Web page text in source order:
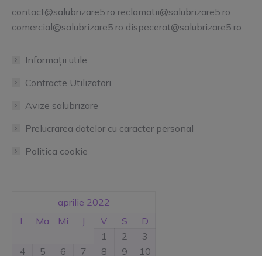
contact@salubrizare5.ro reclamatii@salubrizare5.ro
comercial@salubrizare5.ro dispecerat@salubrizare5.ro
Informații utile
Contracte Utilizatori
Avize salubrizare
Prelucrarea datelor cu caracter personal
Politica cookie
aprilie 2022
L
Ma Mi J V S
D
1
2
3
4
5 6 7 8 9
10